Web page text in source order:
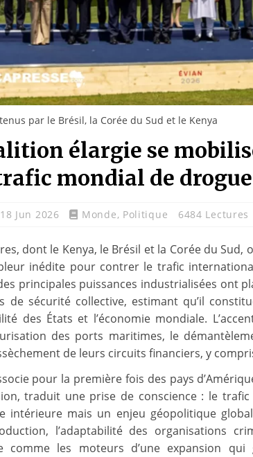
par le Brésil, la Corée du Sud et le Kenya
élargie se
mondial de drogue
18 Jun 2026 Monde, Politique 6484 Lectures
dont le Kenya, le Brésil et la Corée du
inédite pour contrer le trafic
principales puissances industrialisées ont
de sécurité collective, estimant qu’il
des États et l’économie mondiale.
des ports maritimes, le
de leurs circuits financiers, y
pour la première fois des pays
traduit une prise de conscience : le
intérieure mais un enjeu géopolitique
l’adaptabilité des organisations
comme les moteurs d’une expansion qui